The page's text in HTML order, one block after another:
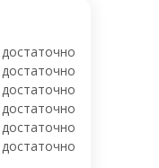
достаточно
достаточно
достаточно
достаточно
достаточно
достаточно